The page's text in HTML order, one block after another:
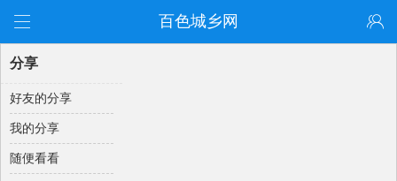
百色城乡网
分享
好友的分享
我的分享
随便看看